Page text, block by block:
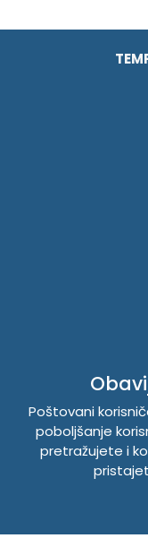
Poštovani
poboljšanje
pretražujete i